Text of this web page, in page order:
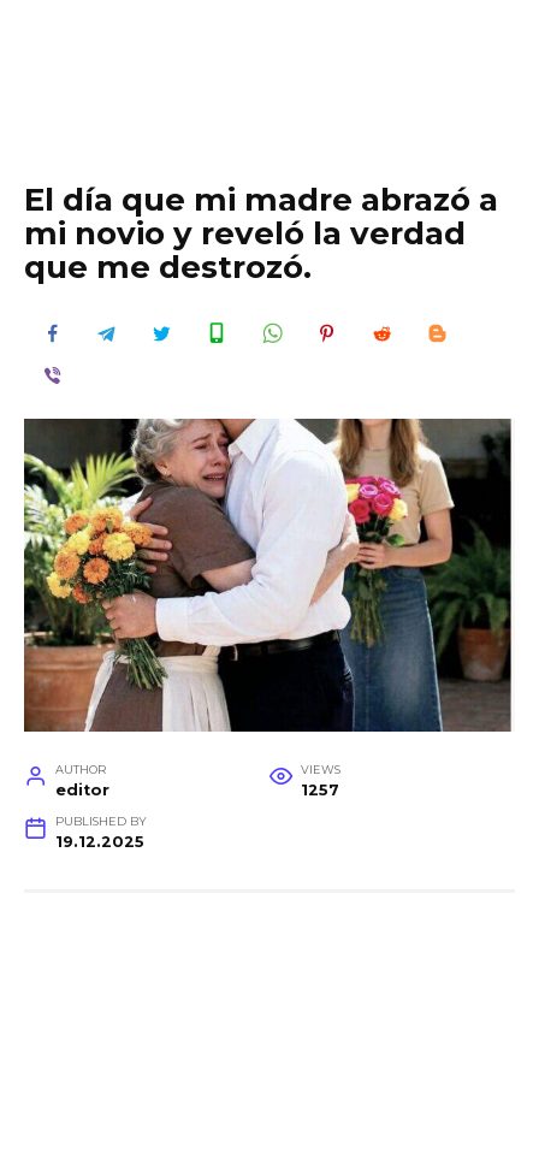
El día que mi madre abrazó a
mi novio y reveló la verdad
que me destrozó.
AUTHOR
editor
VIEWS
1257
PUBLISHED BY
19.12.2025